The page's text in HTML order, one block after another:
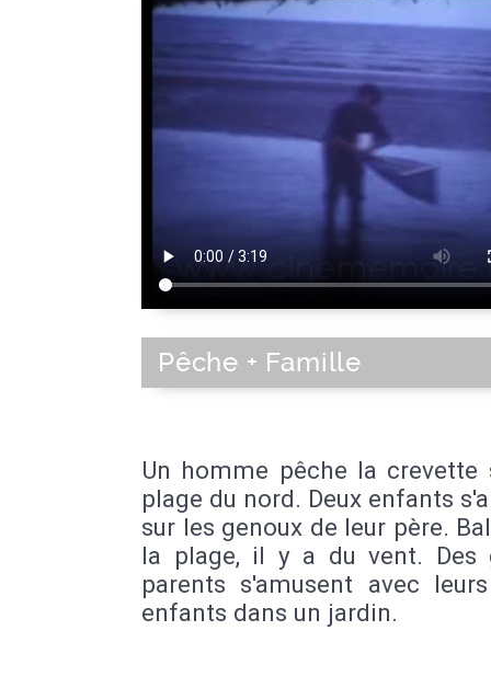
Pêche + Famille
Un homme pêche la crevette
plage du nord. Deux enfants
sur les genoux de leur père.
la plage, il y a du vent. Des
parents s'amusent avec
enfants dans un jardin.